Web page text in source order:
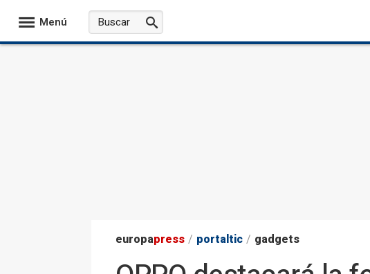
Menú
europapress / portaltic / gadgets